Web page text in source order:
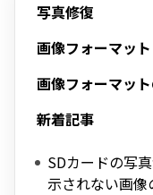
写真修復
画像フォーマット
画像フォーマッ
新着記事
SDカードの写
示されない画